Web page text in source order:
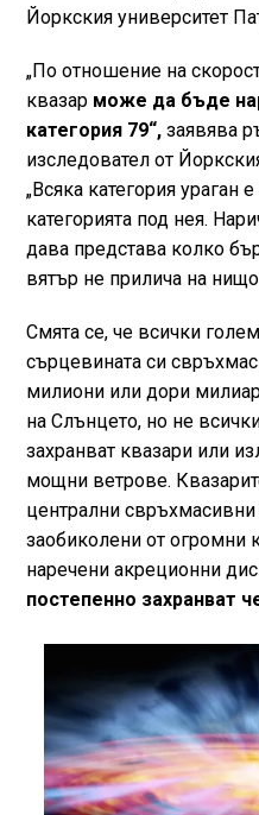
Йоркския университет
„По отношение на
квазар може да бъде
категория 79“,заявява
изследовател от
„Всяка категория ураган
категорията под нея.
дава представа колко
вятър не прилича на нищо
Смята се, че всички
сърцевината си
милиони или дори
на Слънцето, но не
захранват квазари или
мощни ветрове.
централни
заобиколени от огромни
наречени акреционни
постепенно захранват